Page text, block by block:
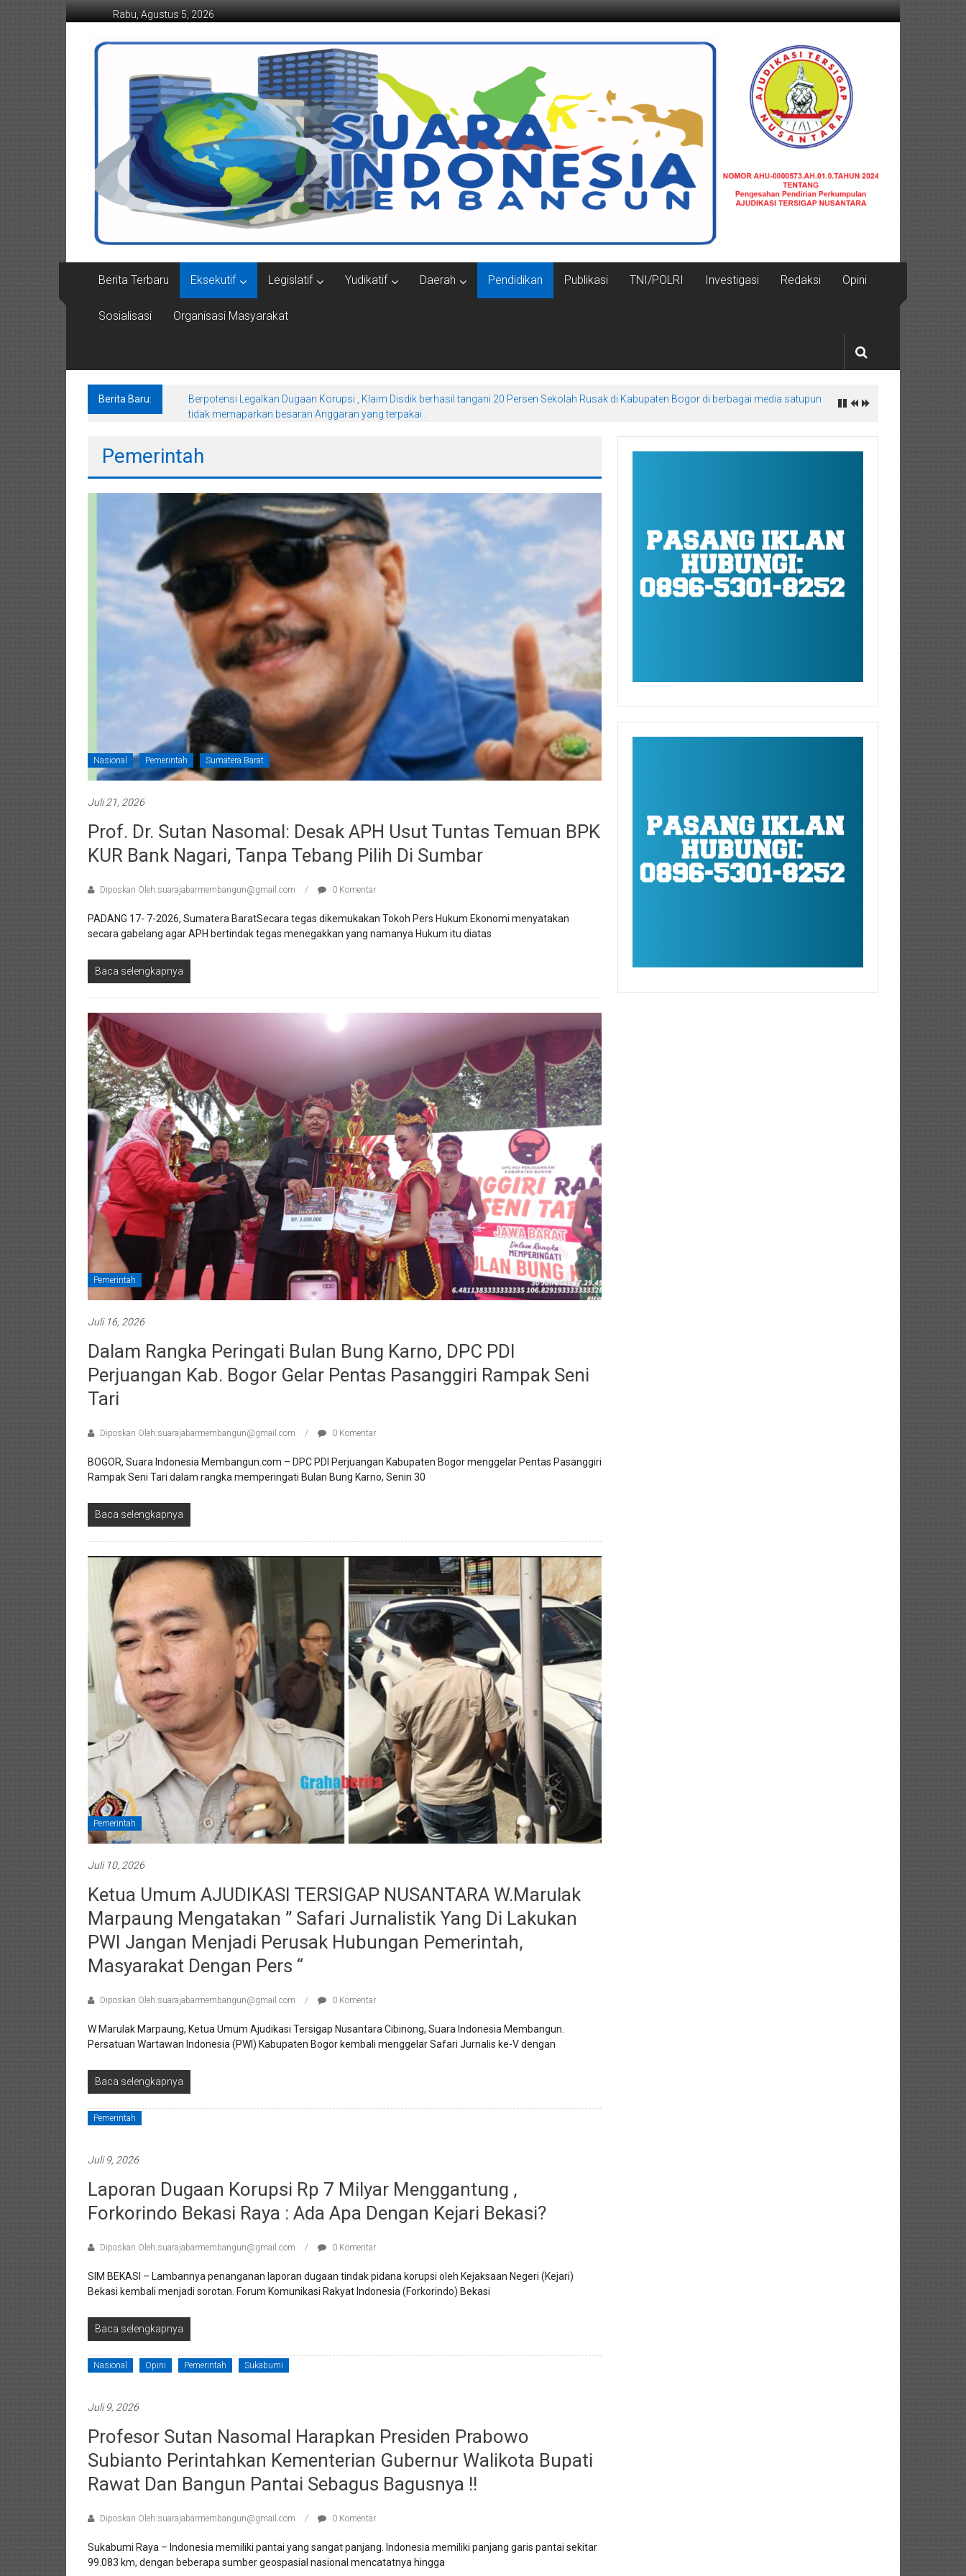
ke
Rabu, Agustus 5, 2026
Suaraindonesiamembangun.com
Berita Terbaru Eksekutif Legislatif Yudikatif Daerah Pendidikan Publikasi TNI/POLRI Investigasi Redaksi Opini
Sosialisasi Organisasi Masyarakat
Berita Baru:
Berpotensi Legalkan Dugaan Korupsi , Klaim Disdik berhasil tangani 20 Persen Sekolah Rusak di Kabupaten Bogor di berbagai media satupun
tidak memaparkan besaran Anggaran yang terpakai .
Pemerintah
Nasional Pemerintah Sumatera Barat
Juli 21, 2026
Prof. Dr. Sutan Nasomal: Desak APH Usut Tuntas Temuan BPK
KUR Bank Nagari, Tanpa Tebang Pilih Di Sumbar
Diposkan Oleh:suarajabarmembangun@gmail.com 0 Komentar
PADANG 17- 7-2026, Sumatera BaratSecara tegas dikemukakan Tokoh Pers Hukum Ekonomi menyatakan
secara gabelang agar APH bertindak tegas menegakkan yang namanya Hukum itu diatas
Baca selengkapnya
Pemerintah
Juli 16, 2026
Dalam Rangka Peringati Bulan Bung Karno, DPC PDI
Perjuangan Kab. Bogor Gelar Pentas Pasanggiri Rampak Seni
Tari
Diposkan Oleh:suarajabarmembangun@gmail.com 0 Komentar
BOGOR, Suara Indonesia Membangun.com – DPC PDI Perjuangan Kabupaten Bogor menggelar Pentas Pasanggiri
Rampak Seni Tari dalam rangka memperingati Bulan Bung Karno, Senin 30
Baca selengkapnya
Pemerintah
Juli 10, 2026
Ketua Umum AJUDIKASI TERSIGAP NUSANTARA W.Marulak
Marpaung Mengatakan ” Safari Jurnalistik Yang Di Lakukan
PWI Jangan Menjadi Perusak Hubungan Pemerintah,
Masyarakat Dengan Pers “
Diposkan Oleh:suarajabarmembangun@gmail.com 0 Komentar
W Marulak Marpaung, Ketua Umum Ajudikasi Tersigap Nusantara Cibinong, Suara Indonesia Membangun.
Persatuan Wartawan Indonesia (PWI) Kabupaten Bogor kembali menggelar Safari Jurnalis ke-V dengan
Baca selengkapnya
Pemerintah
Juli 9, 2026
Laporan Dugaan Korupsi Rp 7 Milyar Menggantung ,
Forkorindo Bekasi Raya : Ada Apa Dengan Kejari Bekasi?
Diposkan Oleh:suarajabarmembangun@gmail.com 0 Komentar
SIM BEKASI – Lambannya penanganan laporan dugaan tindak pidana korupsi oleh Kejaksaan Negeri (Kejari)
Bekasi kembali menjadi sorotan. Forum Komunikasi Rakyat Indonesia (Forkorindo) Bekasi
Baca selengkapnya
Nasional Opini Pemerintah Sukabumi
Juli 9, 2026
Profesor Sutan Nasomal Harapkan Presiden Prabowo
Subianto Perintahkan Kementerian Gubernur Walikota Bupati
Rawat Dan Bangun Pantai Sebagus Bagusnya !!
Diposkan Oleh:suarajabarmembangun@gmail.com 0 Komentar
Sukabumi Raya – Indonesia memiliki pantai yang sangat panjang. Indonesia memiliki panjang garis pantai sekitar
99.083 km, dengan beberapa sumber geospasial nasional mencatatnya hingga